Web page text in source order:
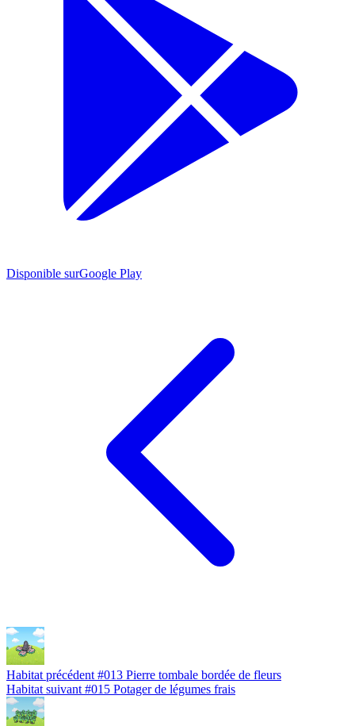
Disponible surGoogle Play
Habitat précédent #013 Pierre tombale bordée de fleurs
Habitat suivant #015 Potager de légumes frais